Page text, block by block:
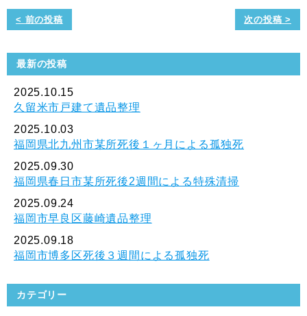
< 前の投稿 次の投稿 >
最新の投稿
2025.10.15
久留米市戸建て遺品整理
2025.10.03
福岡県北九州市某所死後１ヶ月による孤独死
2025.09.30
福岡県春日市某所死後2週間による特殊清掃
2025.09.24
福岡市早良区藤崎遺品整理
2025.09.18
福岡市博多区死後３週間による孤独死
カテゴリー